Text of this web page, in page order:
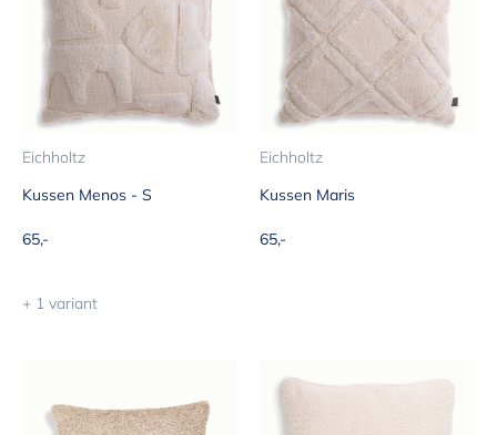
Eichholtz
Kussen Menos - S
Aanbiedingsprijs
65,-
+ 1 variant
Eichholtz
Kussen Maris
Aanbiedingsprijs
65,-